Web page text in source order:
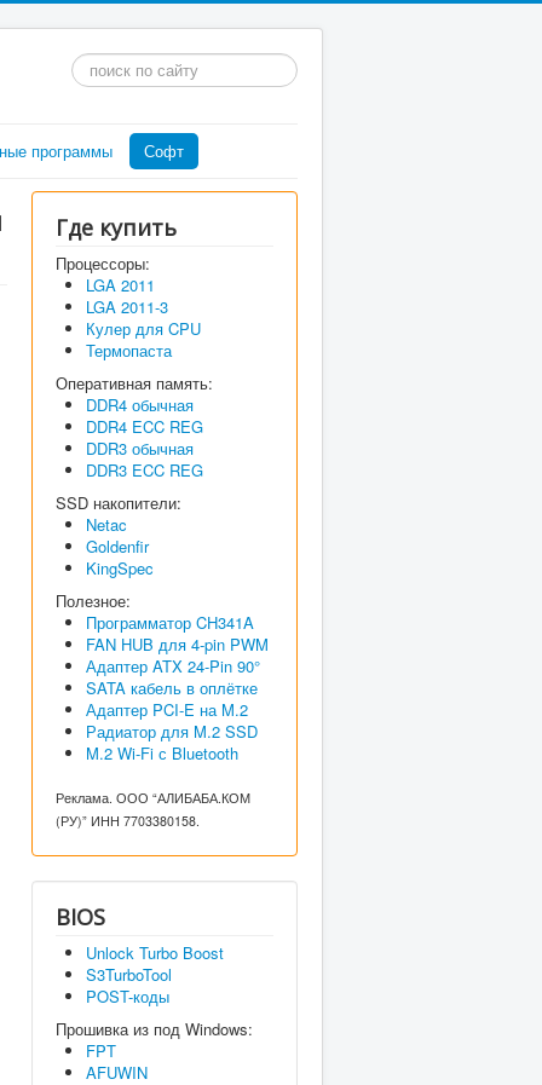
Искать...
программы Софт
Где купить
Процессоры:
LGA 2011
LGA 2011-3
Кулер для CPU
Термопаста
Оперативная память:
DDR4 обычная
DDR4 ECC REG
DDR3 обычная
DDR3 ECC REG
SSD накопители:
Netac
Goldenfir
KingSpec
Полезное:
Программатор CH341A
FAN HUB для 4-pin PWM
Адаптер ATX 24-Pin 90°
SATA кабель в оплётке
Адаптер PCI-E на M.2
Радиатор для M.2 SSD
M.2 Wi-Fi с Bluetooth
Реклама. ООО “АЛИБАБА.КОМ
(РУ)” ИНН 7703380158.
BIOS
Unlock Turbo Boost
S3TurboTool
POST-коды
Прошивка из под Windows:
FPT
AFUWIN